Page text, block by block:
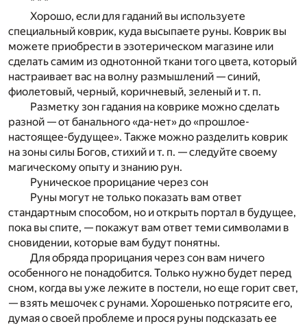
Хорошо, если для гаданий вы используете
специальный коврик, куда высыпаете руны. Коврик вы
можете приобрести в эзотерическом магазине или
сделать самим из однотонной ткани того цвета, который
настраивает вас на волну размышлений — синий,
фиолетовый, черный, коричневый, зеленый и т. п.
Разметку зон гадания на коврике можно сделать
разной — от банального «да-нет» до «прошлое-
настоящее-будущее». Также можно разделить коврик
на зоны силы Богов, стихий и т. п. — следуйте своему
магическому опыту и знанию рун.
Руническое прорицание через сон
Руны могут не только показать вам ответ
стандартным способом, но и открыть портал в будущее,
пока вы спите, — покажут вам ответ теми символами в
сновидении, которые вам будут понятны.
Для обряда прорицания через сон вам ничего
особенного не понадобится. Только нужно будет перед
сном, когда вы уже лежите в постели, но еще горит свет,
— взять мешочек с рунами. Хорошенько потрясите его,
думая о своей проблеме и прося руны подсказать ее